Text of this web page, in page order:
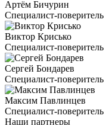
Артём Бичурин
Специалист-поверитель
Виктор Крисько
Специалист-поверитель
Сергей Бондарев
Специалист-поверитель
Максим Павлинцев
Специалист-поверитель
Наши партнеры